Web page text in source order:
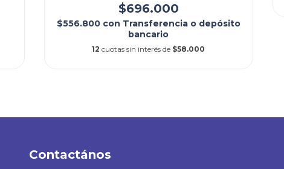
$696.000
$556.800 con Transferencia o depósito
bancario
12 cuotas sin interés de $58.000
Contactános